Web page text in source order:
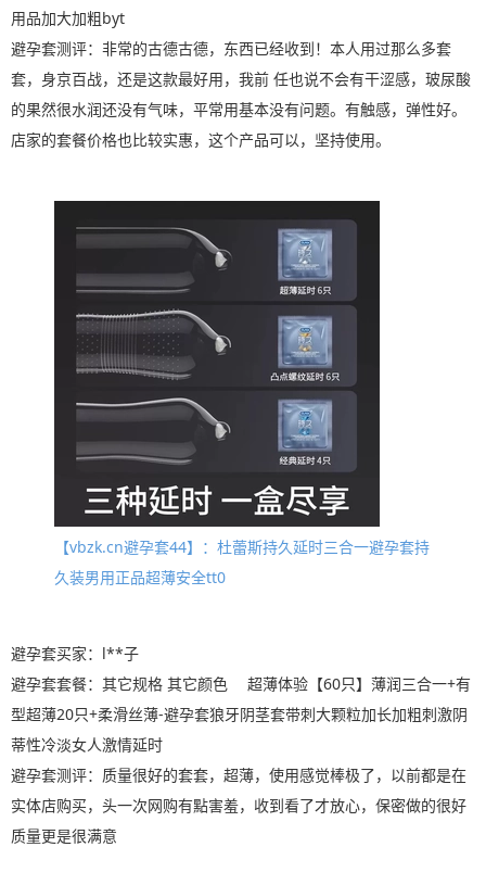
用品加大加粗byt
避孕套测评：非常的古德古德，东西已经收到！本人用过那么多套
套，身京百战，还是这款最好用，我前 任也说不会有干涩感，玻尿酸
的果然很水润还没有气味，平常用基本没有问题。有触感，弹性好。
店家的套餐价格也比较实惠，这个产品可以，坚持使用。
【vbzk.cn避孕套44】：杜蕾斯持久延时三合一避孕套持
久装男用正品超薄安全tt0
避孕套买家：l**子
避孕套套餐：其它规格 其它颜色 超薄体验【60只】薄润三合一+有
型超薄20只+柔滑丝薄-避孕套狼牙阴茎套带刺大颗粒加长加粗刺激阴
蒂性冷淡女人激情延时
避孕套测评：质量很好的套套，超薄，使用感觉棒极了，以前都是在
实体店购买，头一次网购有點害羞，收到看了才放心，保密做的很好
质量更是很满意